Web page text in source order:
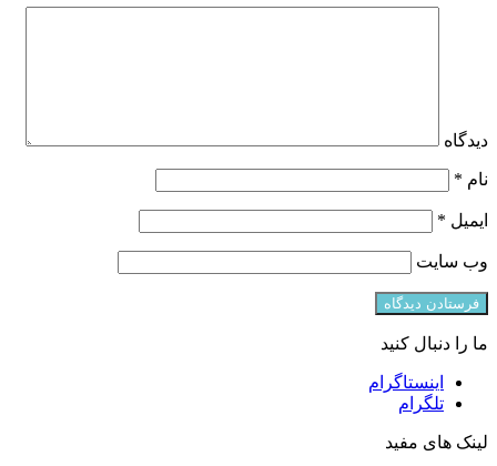
دیدگاه
نام *
ایمیل *
وب‌ سایت
ما را دنبال کنید
اینستاگرام
تلگرام
لینک های مفید